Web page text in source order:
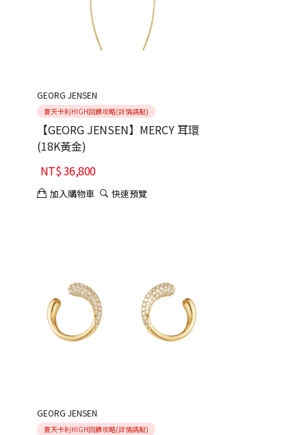
GEORG JENSEN
夏天卡利HIGH回饋攻略(詳情請點)
【GEORG JENSEN】MERCY 耳環
(18K黃金)
NT$36,800
加入購物車 快速預覽
GEORG JENSEN
夏天卡利HIGH回饋攻略(詳情請點)